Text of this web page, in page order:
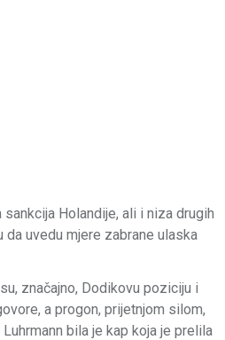
Holandije, ali i niza drugih
uvedu mjere zabrane ulaska
značajno, Dodikovu poziciju i
a progon, prijetnjom silom,
bila je kap koja je prelila